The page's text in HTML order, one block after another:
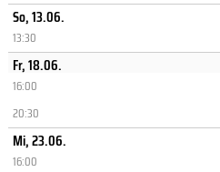
So, 13.06.
13:30
Fr, 18.06.
16:00
20:30
Mi, 23.06.
16:00